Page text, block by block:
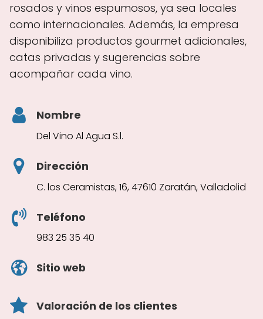
rosados y vinos espumosos, ya sea locales
como internacionales. Además, la empresa
disponibiliza productos gourmet adicionales,
catas privadas y sugerencias sobre
acompañar cada vino.
Nombre
Del Vino Al Agua S.l.
Dirección
C. los Ceramistas, 16, 47610 Zaratán, Valladolid
Teléfono
983 25 35 40
Sitio web
Valoración de los clientes